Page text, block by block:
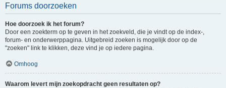
Forums doorzoeken
Hoe doorzoek ik het forum?
Door een zoekterm op te geven in het zoekveld, die je vindt op de index-,
forum- en onderwerppagina. Uitgebreid zoeken is mogelijk door op de
"zoeken" link te klikken, deze vind je op iedere pagina.
Omhoog
Waarom levert mijn zoekopdracht geen resultaten op?